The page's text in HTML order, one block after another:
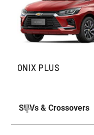
ONIX PLUS
SUVs & Crossovers